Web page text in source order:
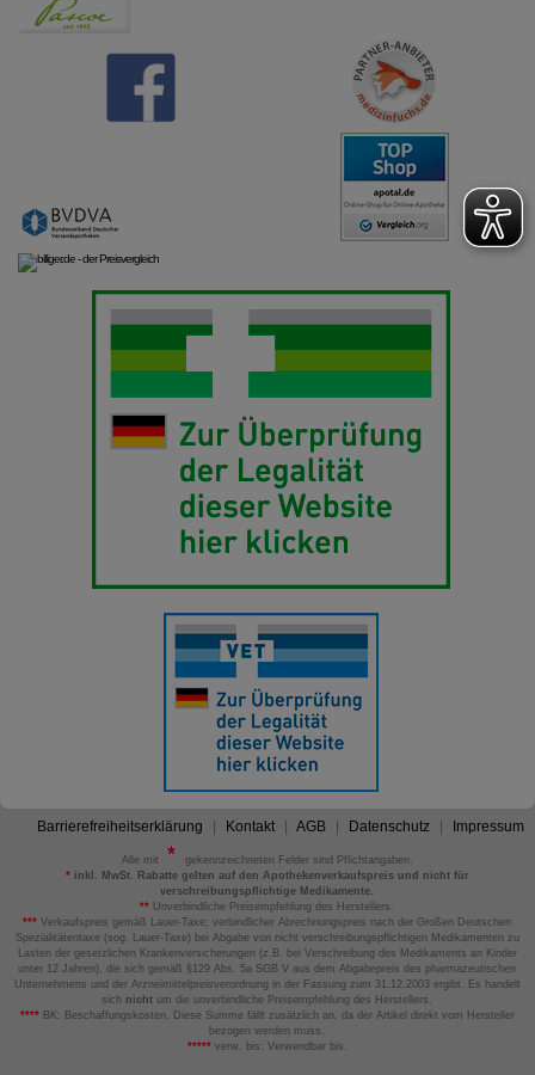
Barrierefreiheitserklärung Kontakt AGB Datenschutz Impressum
Alle mit
gekennzeichneten Felder sind Pflichtangaben.
*inkl. MwSt. Rabatte gelten auf den Apothekenverkaufspreis und nicht für
verschreibungspflichtige Medikamente.
** Unverbindliche Preisempfehlung des Herstellers.
*** Verkaufspreis gemäß Lauer-Taxe; verbindlicher Abrechnungspreis nach der Großen Deutschen
Spezialitätentaxe (sog. Lauer-Taxe) bei Abgabe von nicht verschreibungspflichtigen Medikamenten zu
Lasten der gesetzlichen Krankenversicherungen (z.B. bei Verschreibung des Medikaments an Kinder
unter 12 Jahren), die sich gemäß §129 Abs. 5a SGB V aus dem Abgabepreis des pharmazeutischen
Unternehmens und der Arzneimittelpreisverordnung in der Fassung zum 31.12.2003 ergibt. Es handelt
sich nicht um die unverbindliche Preisempfehlung des Herstellers.
****BK: Beschaffungskosten. Diese Summe fällt zusätzlich an, da der Artikel direkt vom Hersteller
bezogen werden muss.
*****verw. bis: Verwendbar bis.